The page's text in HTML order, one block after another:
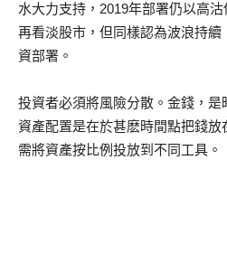
水大力支持，2019年部署仍以高
再看淡股市，但同樣認為波浪持
資部署。
投資者必須將風險分散。金錢，是
資產配置是在於甚麽時間點把錢
需將資產按比例投放到不同工具。